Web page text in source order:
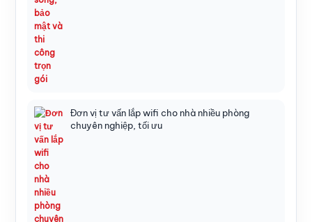
Đơn vị tư vấn lắp wifi cho nhà nhiều phòng
chuyên nghiệp, tối ưu